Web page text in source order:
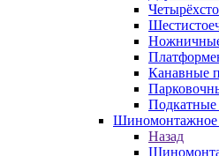
Канавные
Шиномонтажное
Назад